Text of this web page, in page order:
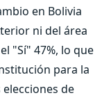
en Bolivia
ni del área
"Sí" 47%, lo que
para la
de